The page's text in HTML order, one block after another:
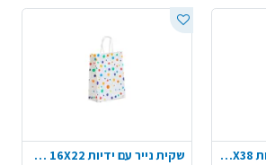
שקית נייר ליין עם ידיות 15X38 ס"מ - לבן
שקית נייר עם ידיות 16X22 ס"מ - לבן נקודות